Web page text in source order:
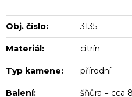
Obj. číslo: 3135
Materiál: citrín
Typ kamene: přírodní
Balení: šňůra = cca